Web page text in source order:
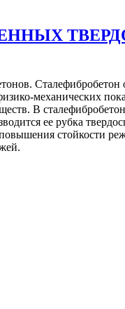
механических
В
ее рубка
стойкости